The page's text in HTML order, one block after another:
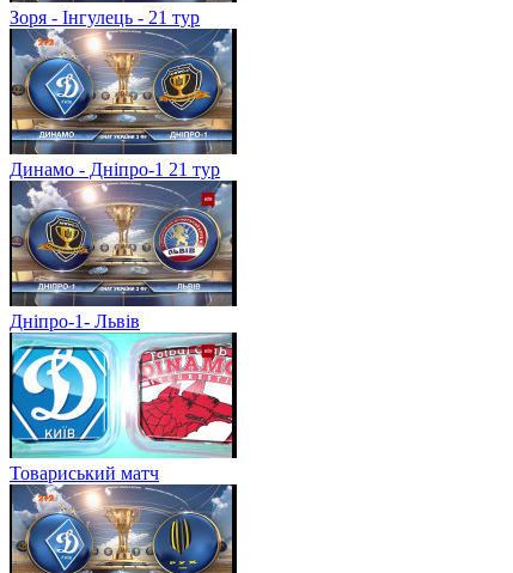
Зоря - Інгулець - 21 тур
Динамо - Дніпро-1 21 тур
Дніпро-1- Львів
Товариський матч